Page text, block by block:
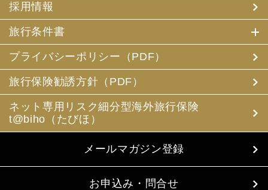
(2) 当社は、旅行先でのお客様のお買い物等の便宜のた
め、当社の保有するお客様の個人データを土産物店に提供
することがあります。この場合、お客様の氏名、パスポー
ト番号及び搭乗される航空便名等に係る個人データを、予
め電磁的方法等で送付することによって提供いたします。
お客様の旅行中の連絡先の方の個人情報をお伺いすること
があります。この個人情報は、お客様に疾病等があった場
合で連絡先の方へ連絡の必要があると当社が認めた場合に
使用させていただきます。お客様は、連絡先の方の個人情
報を当社らに提供することについて連絡先の方の同意を得
るものとします。
4. お客様個人情報の収集・利用について
当社は、お客様の個人情報を収集、利用するにあたり、以
下の取扱いをしておりますことを予めご承知おき願いま
採用情報
旅行条件書
プライバシーポリシー（PDF）
旅行保険勧誘方針（PDF）
ネット専用リスク細分型海外旅行保険
t@biho（たびほ）
メールマガジン登録
お申込み・問合せ